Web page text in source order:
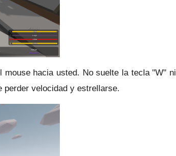
mouse hacia usted. No suelte la tecla "W" ni
perder velocidad y estrellarse.